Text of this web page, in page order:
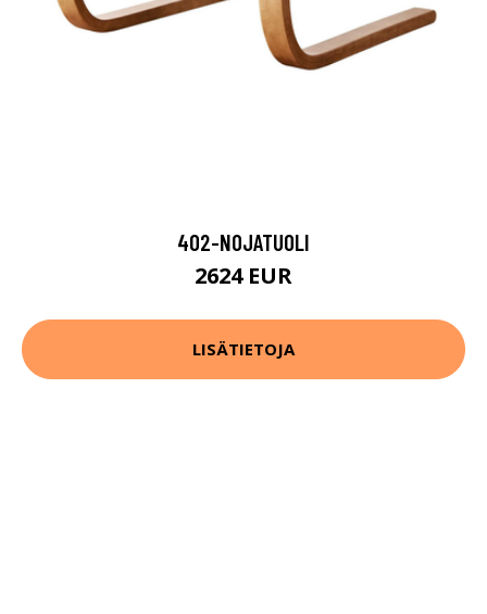
402-NOJATUOLI
2624 EUR
LISÄTIETOJA